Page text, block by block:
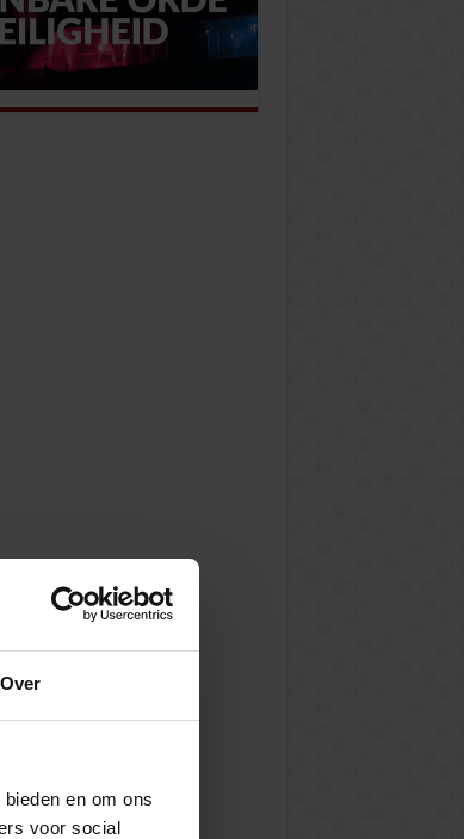
Over
en om ons
voor social